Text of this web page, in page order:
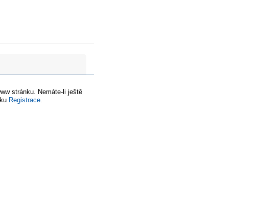
stránku. Nemáte-li ještě
Registrace